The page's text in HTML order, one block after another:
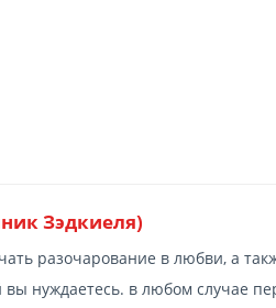
Зэдкиеля)
разочарование в любви, а
нуждаетесь. в любом случае